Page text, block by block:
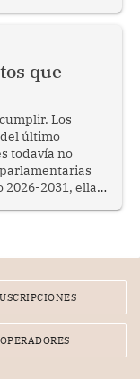
que
Los
último
todavía no
2031, ellas
OPERADORES